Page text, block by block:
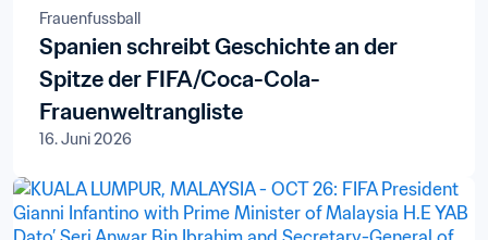
Frauenfussball
Spanien schreibt Geschichte an der
Spitze der FIFA/Coca-Cola-
Frauenweltrangliste
16. Juni 2026